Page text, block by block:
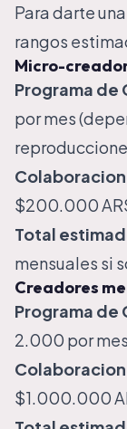
Para darte
rangos
Micro-
Programa
por mes
$200.000
Total
mensuales si
Creadores
Programa
2.000 por
$1.000.000